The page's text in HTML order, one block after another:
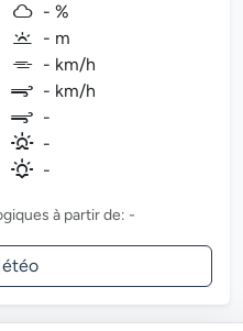
- %
- m
- km/h
- km/h
-
-
-
à partir de: -